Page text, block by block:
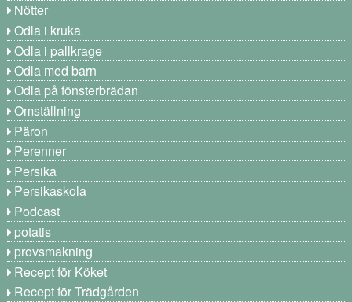
Nötter
Odla i kruka
Odla i pallkrage
Odla med barn
Odla på fönsterbrädan
Omställning
Päron
Perenner
Persika
Persikaskola
Podcast
potatis
provsmakning
Recept för Köket
Recept för Trädgården